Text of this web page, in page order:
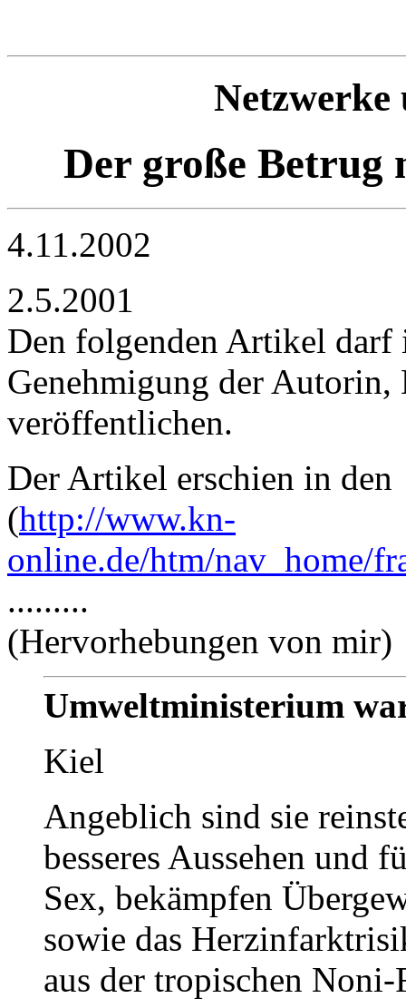
Netzwerke
Der große Betrug
4.11.2002
2.5.2001
Den folgenden Artikel
Genehmigung der Autorin,
veröffentlichen.
Der Artikel erschien in den
(http://www.kn-
online.de/htm/nav_home/
.........
(Hervorhebungen von mir)
Umweltministerium
Kiel
Angeblich sind sie
besseres Aussehen und
Sex, bekämpfen
sowie das
aus der tropischen